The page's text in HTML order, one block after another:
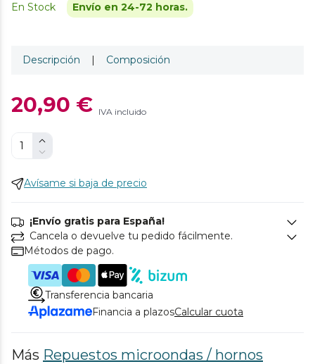
En Stock Envío en 24-72 horas.
Descripción | Composición
20,90 € IVA incluido
Avísame si baja de precio
¡Envío gratis para España!
Cancela o devuelve tu pedido fácilmente.
Métodos de pago.
Transferencia bancaria
Financia a plazosCalcular cuota
Más Repuestos microondas / hornos